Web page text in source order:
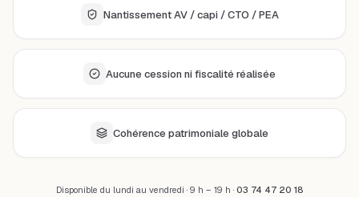
Nantissement AV / capi / CTO / PEA
Aucune cession ni fiscalité réalisée
Cohérence patrimoniale globale
Disponible du lundi au vendredi · 9 h – 19 h · 03 74 47 20 18